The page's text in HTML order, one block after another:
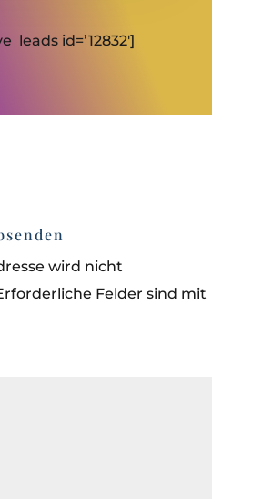
id=’12832′]
wird nicht
Felder sind mit